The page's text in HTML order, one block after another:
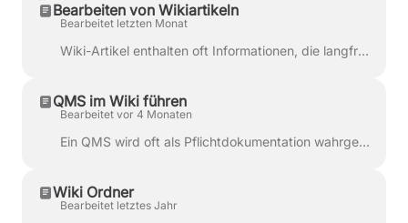
Bearbeiten von Wikiartikeln
Bearbeitet letzten Monat
Wiki-Artikel enthalten oft Informationen, die langfristig gültig sind und im Alltag regelmäßig genutzt werden. Gleichzeitig ergeben sich immer wiede...
QMS im Wiki führen
Bearbeitet vor 4 Monaten
Ein QMS wird oft als Pflichtdokumentation wahrgenommen. Wirklich mühsam wird es aber vor allem dann, wenn Inhalte schwer zugänglich sind, selten aktua...
Wiki Ordner
Bearbeitet letztes Jahr